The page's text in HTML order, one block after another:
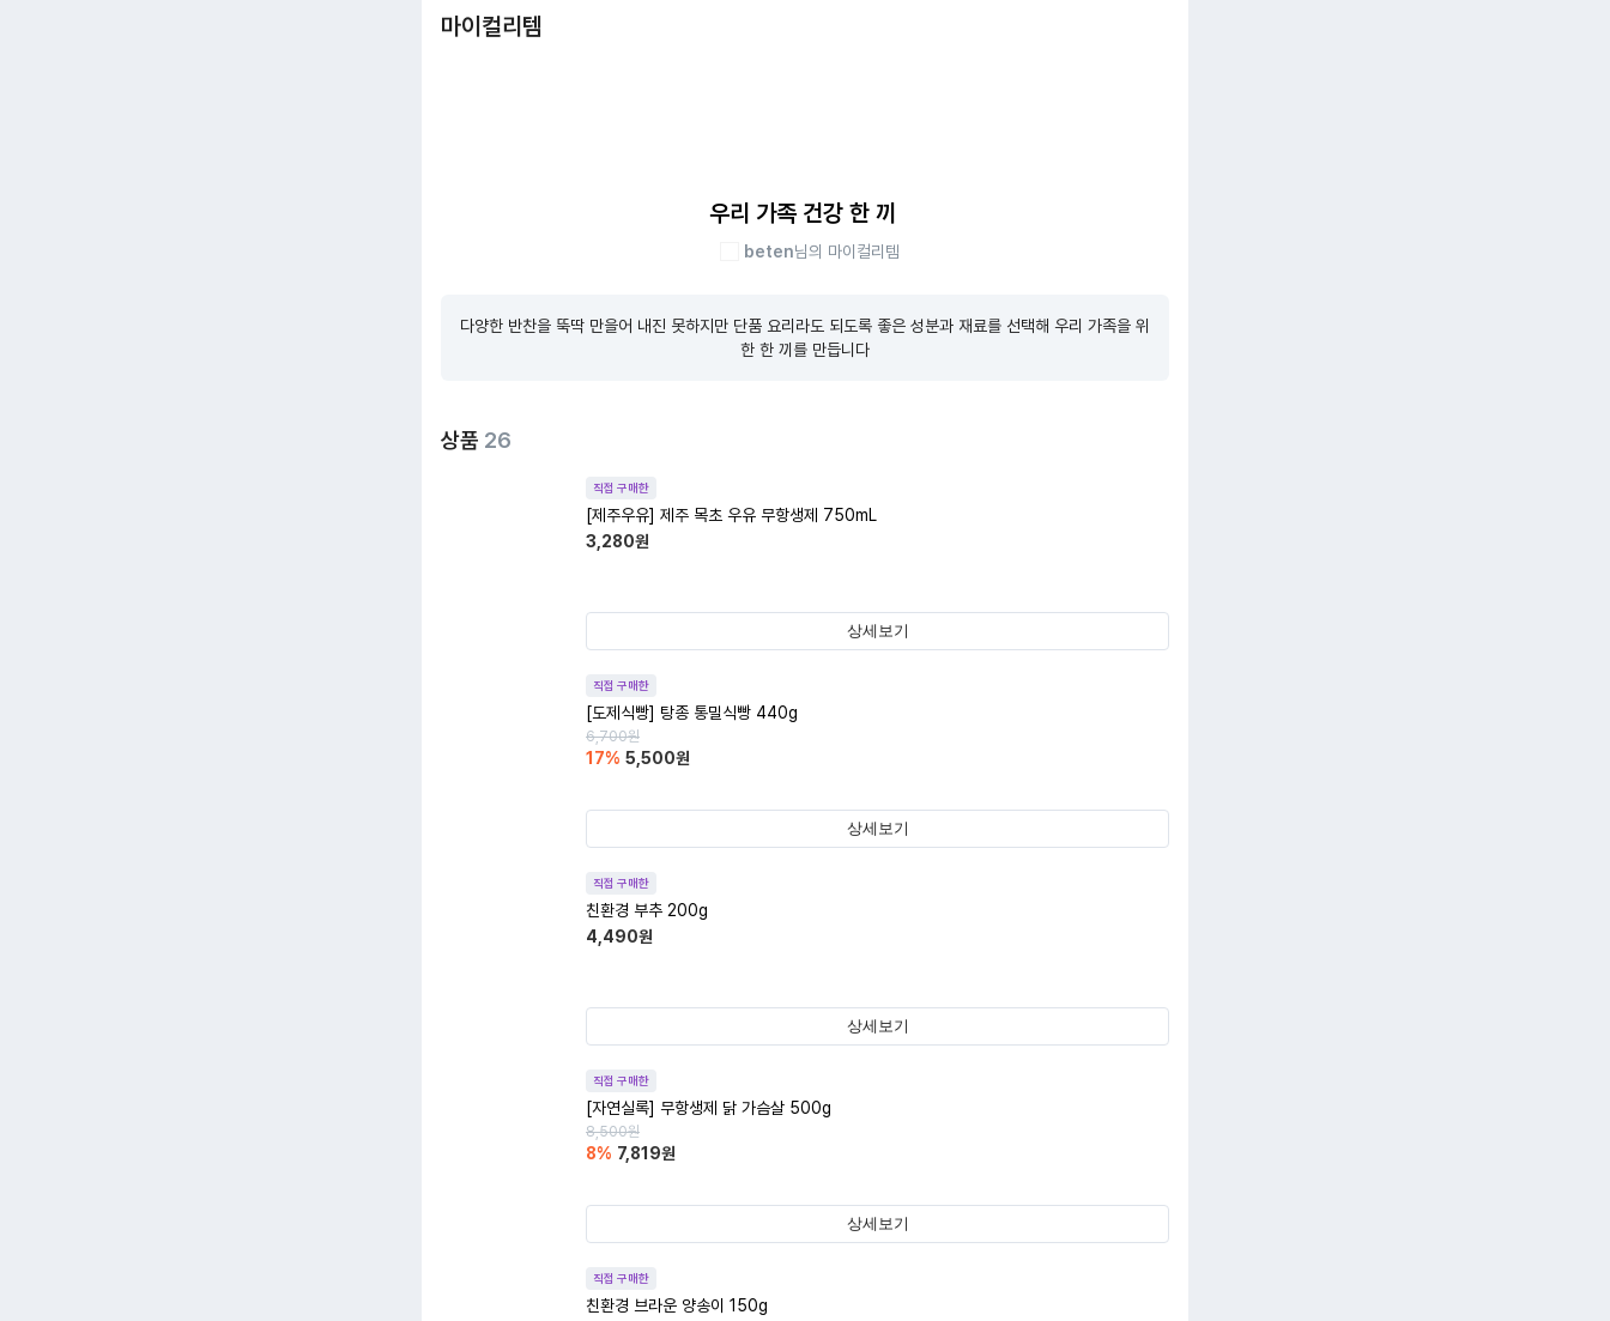
마이컬리템
우리 가족 건강 한 끼
beten님의 마이컬리템
다양한 반찬을 뚝딱 만을어 내진 못하지만 단품 요리라도 되도록 좋은 성분과 재료를 선택해 우리 가족을 위
한 한 끼를 만듭니다
상품 26
직접 구매한
[제주우유] 제주 목초 우유 무항생제 750mL
3,280원
상세보기
직접 구매한
[도제식빵] 탕종 통밀식빵 440g
6,700원
17% 5,500원
상세보기
직접 구매한
친환경 부추 200g
4,490원
상세보기
직접 구매한
[자연실록] 무항생제 닭 가슴살 500g
8,500원
8% 7,819원
상세보기
직접 구매한
친환경 브라운 양송이 150g